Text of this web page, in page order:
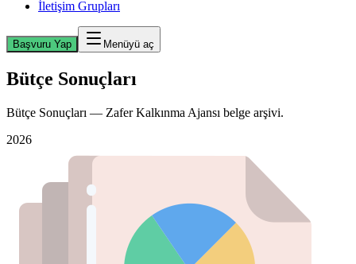
İletişim Grupları
Başvuru Yap Menüyü aç
Bütçe Sonuçları
Bütçe Sonuçları — Zafer Kalkınma Ajansı belge arşivi.
2026